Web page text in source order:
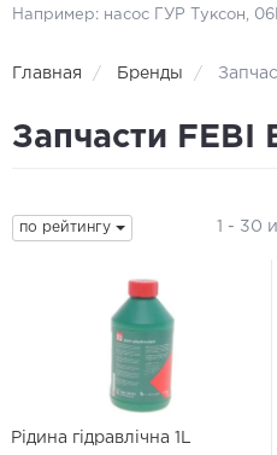
Например: насос ГУР Туксон,
Главная Бренды
Запчасти FEBI
по рейтингу 1 - 30
Рідина гідравлічна 1L